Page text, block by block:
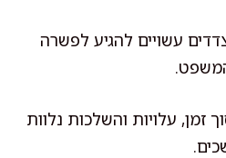
עשויים להגיע לפשרה
זמן, עלויות והשלכות נלוות